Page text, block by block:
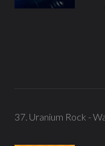
37. Uranium Rock -